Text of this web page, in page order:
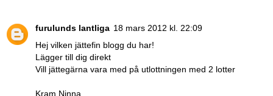
furulunds lantliga 18 mars 2012 kl. 22:09
Hej vilken jättefin blogg du har!
Lägger till dig direkt
Vill jättegärna vara med på utlottningen med 2 lotter
Kram Ninna